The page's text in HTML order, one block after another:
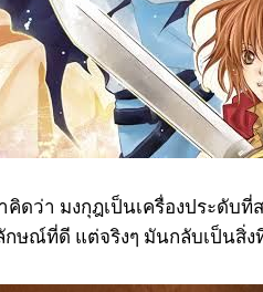
ดว่า มงกุฎเป็นเครื่องประดับที่
กษณ์ที่ดี แต่จริงๆ มันกลับเป็นสิ่ง